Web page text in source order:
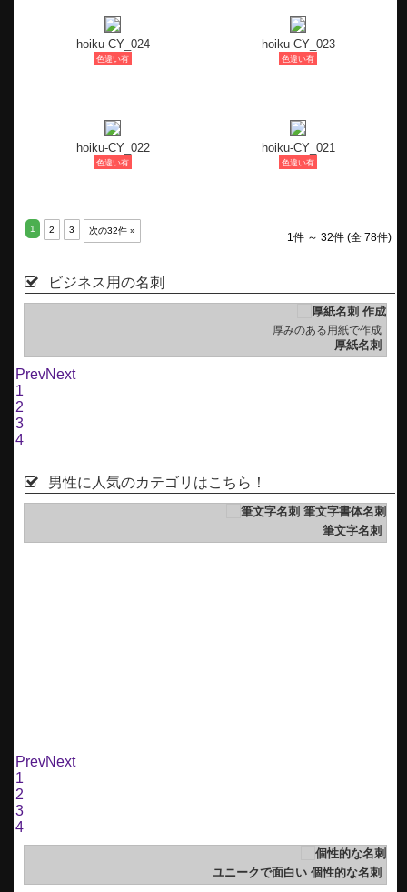
hoiku-CY_024
色違い有
hoiku-CY_023
色違い有
hoiku-CY_022
色違い有
hoiku-CY_021
色違い有
1 2 3 次の32件 »
1件 ～ 32件 (全 78件)
ビジネス用の名刺
厚みのある用紙で作成
厚紙名刺
PrevNext
1
2
3
4
男性に人気のカテゴリはこちら！
筆文字名刺
PrevNext
1
2
3
4
ユニークで面白い 個性的な名刺